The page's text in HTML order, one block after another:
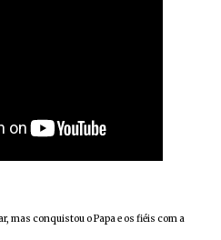
mas conquistou o Papa e os fiéis com a